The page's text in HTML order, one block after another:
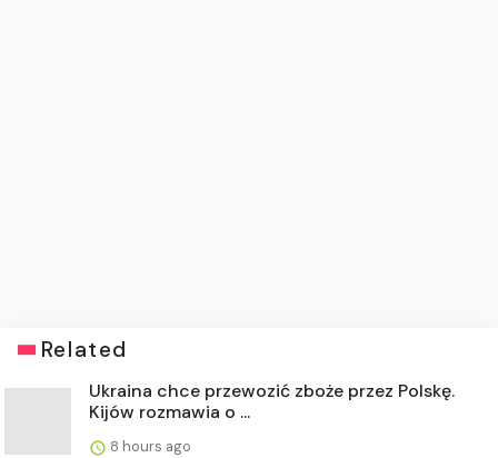
Related
Ukraina chce przewozić zboże przez Polskę.
Kijów rozmawia o ...
8 hours ago